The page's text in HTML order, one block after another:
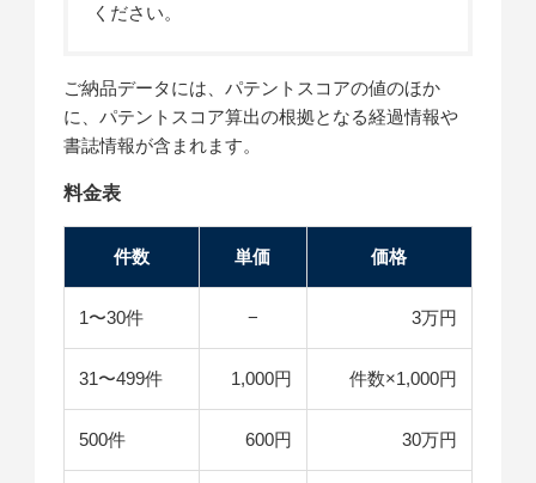
ください。
ご納品データには、パテントスコアの値のほか
に、パテントスコア算出の根拠となる経過情報や
書誌情報が含まれます。
料金表
件数 単価 価格
1〜30件 − 3万円
31〜499件 1,000円 件数×1,000円
500件 600円 30万円